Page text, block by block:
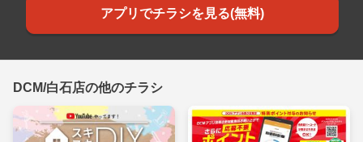
アプリでチラシを見る(無料)
DCM/白石店の他のチラシ